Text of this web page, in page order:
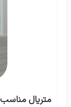
متریال مناسب